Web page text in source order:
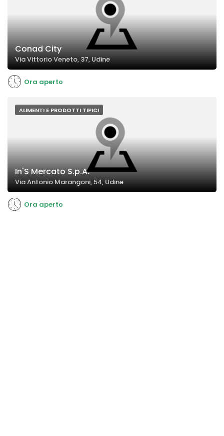
Conad City
Via Vittorio Veneto, 37, Udine
Ora aperto
ALIMENTI E PRODOTTI TIPICI
In'S Mercato S.p.A.
Via Antonio Marangoni, 54, Udine
Ora aperto